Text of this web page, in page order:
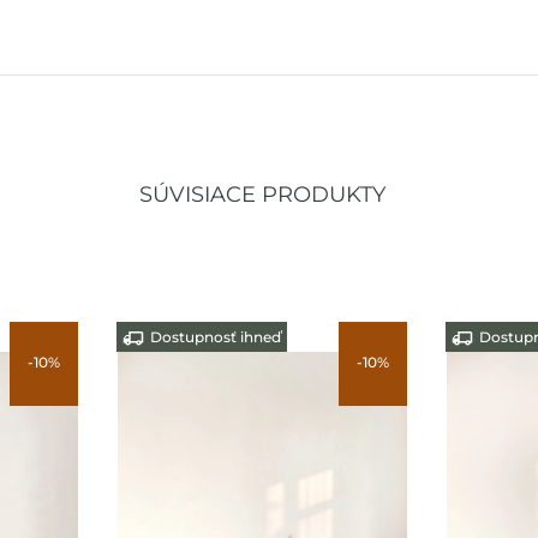
SÚVISIACE PRODUKTY
Dostupnosť ihneď
Dostupnosť